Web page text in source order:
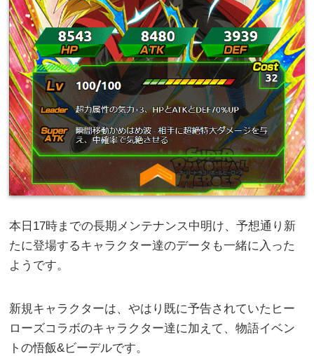
本日17時までの長期メンテナンス中明け、予想通り新
たに登場するキャラクター達のデータも一緒に入った
ようです。
新規キャラクターは、やはり既に予告されていたヒー
ローズコラボのキャラクター達に加えて、物語イベン
トの悟飯&ビーデルです。